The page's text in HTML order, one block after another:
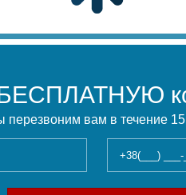
перезвоним вам в течение